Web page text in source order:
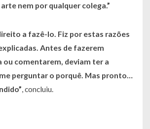
nem por qualquer colega.”
a fazê-lo. Fiz por estas razões
Antes de fazerem
ou comentarem, deviam ter a
perguntar o porquê. Mas pronto…
, concluiu.